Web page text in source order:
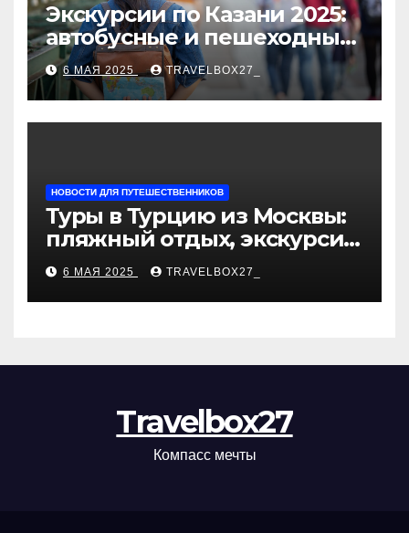
Экскурсии по Казани 2025:
автобусные и пешеходные
туры от туроператора
«Казан360»
6 МАЯ 2025 TRAVELBOX27_
НОВОСТИ ДЛЯ ПУТЕШЕСТВЕННИКОВ
Туры в Турцию из Москвы:
пляжный отдых, экскурсии
и лучшие курорты
6 МАЯ 2025 TRAVELBOX27_
Travelbox27
Компасс мечты